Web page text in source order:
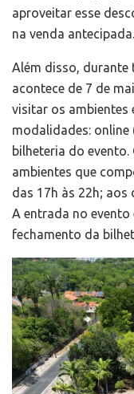
aproveitar esse
na venda antecipada.
Além disso,
acontece de 7 de
visitar os ambientes
modalidades: online
bilheteria do
ambientes que
das 17h às 22h;
A entrada no evento
fechamento da